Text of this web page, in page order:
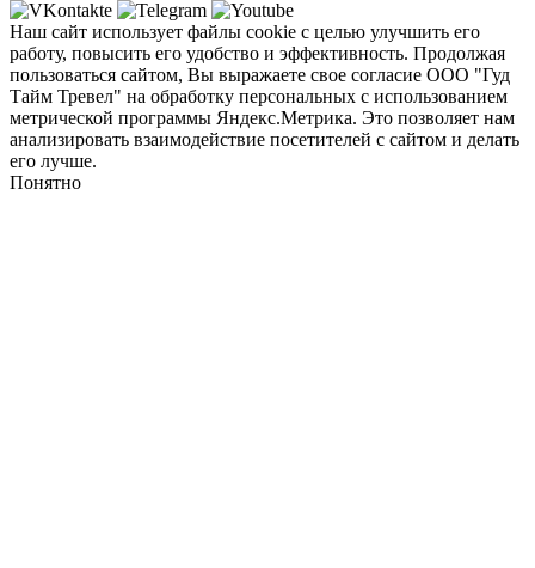
Наш сайт использует файлы cookie с целью улучшить его
работу, повысить его удобство и эффективность. Продолжая
пользоваться сайтом, Вы выражаете свое согласие ООО "Гуд
Тайм Тревел" на обработку персональных с использованием
метрической программы Яндекс.Метрика. Это позволяет нам
анализировать взаимодействие посетителей с сайтом и делать
его лучше.
Понятно